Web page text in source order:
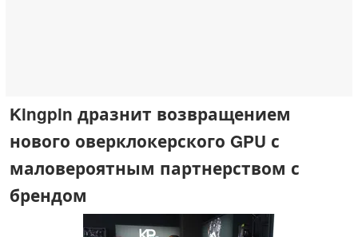
Kingpin дразнит возвращением
нового оверклокерского GPU с
маловероятным партнерством с
брендом